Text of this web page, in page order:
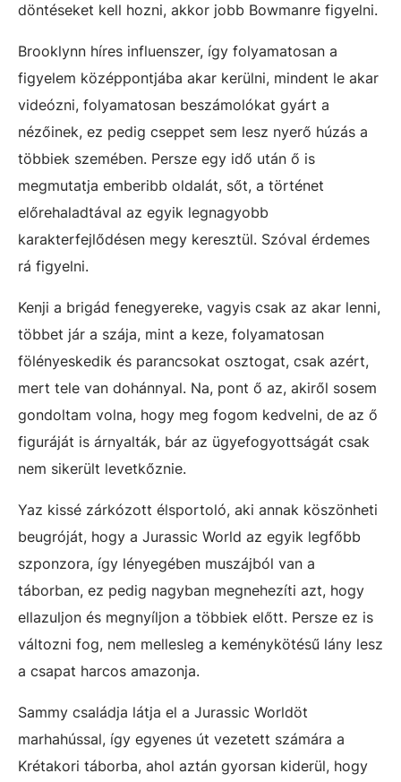
döntéseket kell hozni, akkor jobb Bowmanre figyelni.
Brooklynn híres influenszer, így folyamatosan a
figyelem középpontjába akar kerülni, mindent le akar
videózni, folyamatosan beszámolókat gyárt a
nézőinek, ez pedig cseppet sem lesz nyerő húzás a
többiek szemében. Persze egy idő után ő is
megmutatja emberibb oldalát, sőt, a történet
előrehaladtával az egyik legnagyobb
karakterfejlődésen megy keresztül. Szóval érdemes
rá figyelni.
Kenji a brigád fenegyereke, vagyis csak az akar lenni,
többet jár a szája, mint a keze, folyamatosan
fölényeskedik és parancsokat osztogat, csak azért,
mert tele van dohánnyal. Na, pont ő az, akiről sosem
gondoltam volna, hogy meg fogom kedvelni, de az ő
figuráját is árnyalták, bár az ügyefogyottságát csak
nem sikerült levetkőznie.
Yaz kissé zárkózott élsportoló, aki annak köszönheti
beugróját, hogy a Jurassic World az egyik legfőbb
szponzora, így lényegében muszájból van a
táborban, ez pedig nagyban megnehezíti azt, hogy
ellazuljon és megnyíljon a többiek előtt. Persze ez is
változni fog, nem mellesleg a keménykötésű lány lesz
a csapat harcos amazonja.
Sammy családja látja el a Jurassic Worldöt
marhahússal, így egyenes út vezetett számára a
Krétakori táborba, ahol aztán gyorsan kiderül, hogy